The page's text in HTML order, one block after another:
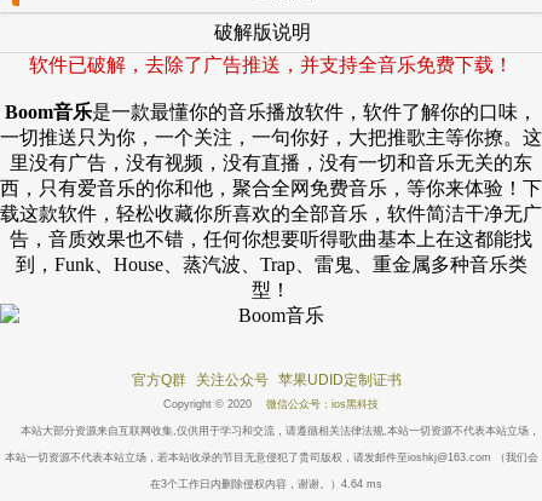
破解版说明
软件已破解，去除了广告推送，并支持全音乐免费下载！
Boom音乐是一款最懂你的音乐播放软件，软件了解你的口味，
一切推送只为你，一个关注，一句你好，大把推歌主等你撩。这
里没有广告，没有视频，没有直播，没有一切和音乐无关的东
西，只有爱音乐的你和他，聚合全网免费音乐，等你来体验！下
载这款软件，轻松收藏你所喜欢的全部音乐，软件简洁干净无广
告，音质效果也不错，任何你想要听得歌曲基本上在这都能找
到，Funk、House、蒸汽波、Trap、雷鬼、重金属多种音乐类
型！
官方Q群 关注公众号 苹果UDID定制证书
Copyright © 2020 微信公众号：ios黑科技
本站大部分资源来自互联网收集,仅供用于学习和交流，请遵循相关法律法规,本站一切资源不代表本站立场，
本站一切资源不代表本站立场，若本站收录的节目无意侵犯了贵司版权，请发邮件至ioshkj@163.com （我们会
在3个工作日内删除侵权内容，谢谢。）4.64 ms